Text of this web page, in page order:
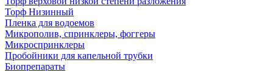
Торф Низинный
Пленка для водоемов
Микрополив, спринклеры, фоггеры
Микроспринклеры
Пробойники для капельной трубки
Биопрепараты